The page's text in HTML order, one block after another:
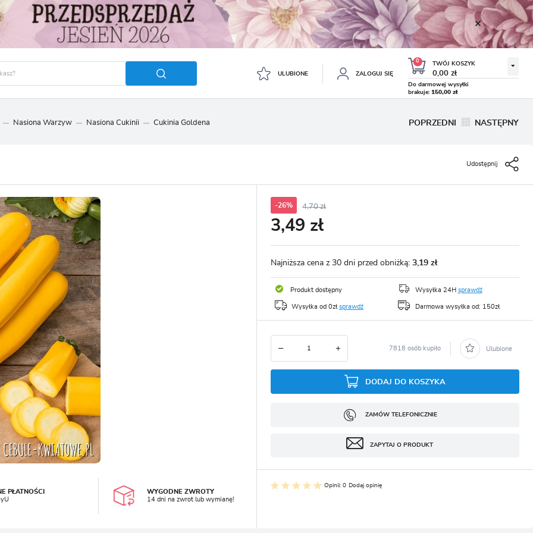
ULUBIONE ZALOGUJ SIĘ
Zapomniałem hasła
SIĘ
podgląd statusu realizacji zamówień
brak konieczności wprowadzania swoich danych przy kolejnych zakupach
0 TWÓJ KOSZYK
0,00 zł
8.99 zł 19.43 zł
KROKUS WIOSENNY MIX 50
19.99 zł 43.32 zł
Do darmowej wysyłki
brakuje: 150,00 zł
Nasiona Warzyw Nasiona Cukinii Cukinia Goldena POPRZEDNI NASTĘPNY
Udostępnij
PŁATNOŚCI
WYGODNE ZWROTY
14 dni na zwrot lub wymianę!
-26% 4,70 zł
3,49 zł
Najniższa cena z 30 dni przed obniżką: 3,19 zł
Produkt dostępny Wysyłka 24H sprawdź
Wysyłka od 0zł sprawdź Darmowa wysyłka od: 150zł
7818 osób kupiło Ulubione
DODAJ DO KOSZYKA
ZAMÓW TELEFONICZNIE
ZAPYTAJ O PRODUKT
Opinii: 0 Dodaj opinię